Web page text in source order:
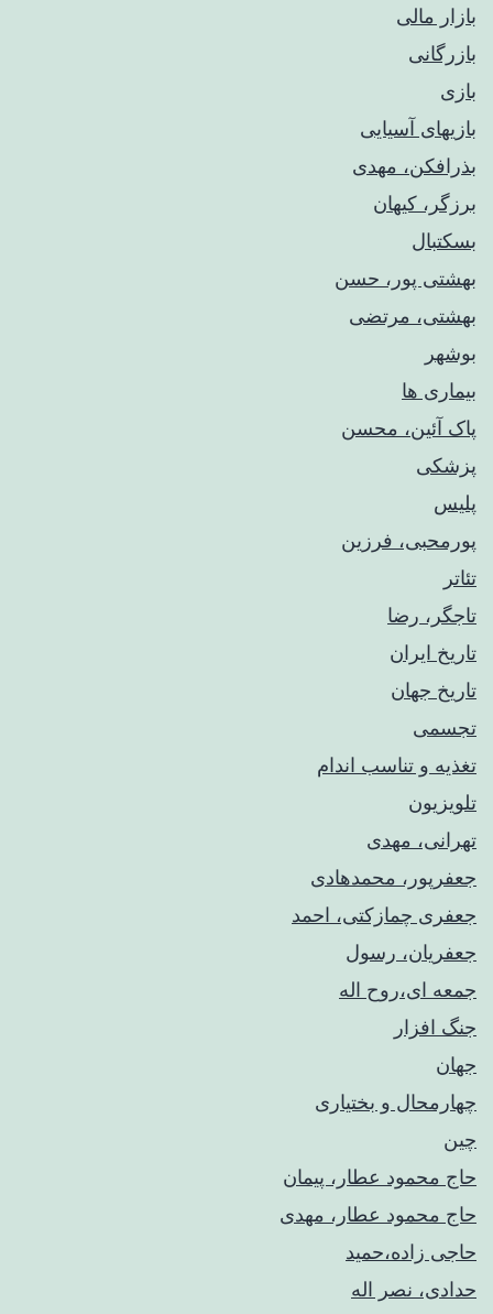
بازار مالی
بازرگانی
بازی
بازیهای آسیایی
بذرافکن، مهدی
برزگر، کیهان
بسکتبال
بهشتی پور، حسن
بهشتی، مرتضی
بوشهر
بیماری ها
پاک آئین، محسن
پزشکی
پلیس
پورمحبی، فرزین
تئاتر
تاجگر، رضا
تاریخ ایران
تاریخ جهان
تجسمی
تغذیه و تناسب اندام
تلویزیون
تهرانی، مهدی
جعفرپور، محمدهادی
جعفری چمازکتی، احمد
جعفریان، رسول
جمعه ای،روح اله
جنگ افزار
جهان
چهارمحال و بختیاری
چین
حاج محمود عطار، پیمان
حاج محمود عطار، مهدی
حاجی زاده،حمید
حدادی، نصر اله